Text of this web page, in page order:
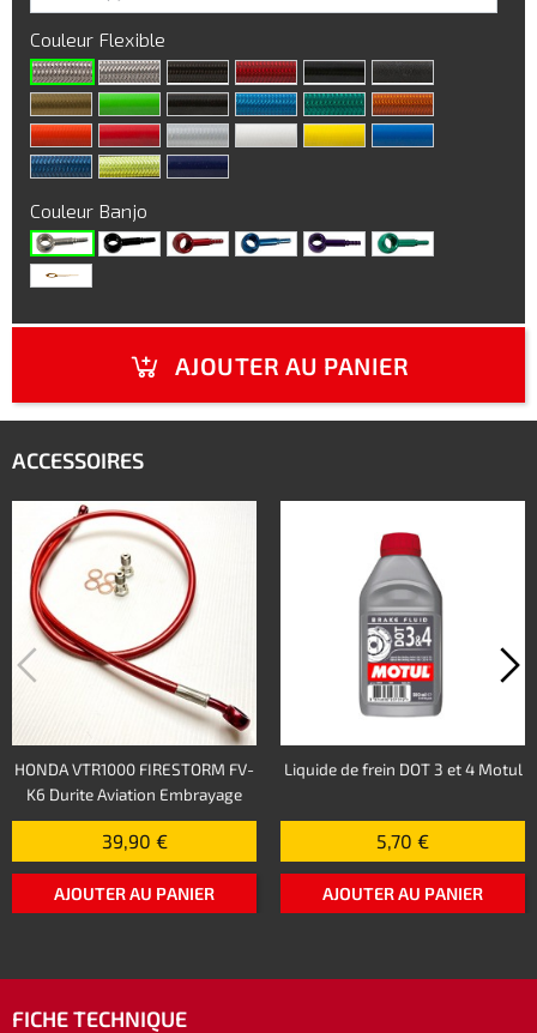
Couleur Flexible
Couleur Banjo
AJOUTER AU PANIER
ACCESSOIRES
HONDA VTR1000 FIRESTORM FV-
K6 Durite Aviation Embrayage
39,90 €
AJOUTER AU PANIER
Liquide de frein DOT 3 et 4 Motul
5,70 €
AJOUTER AU PANIER
FICHE TECHNIQUE